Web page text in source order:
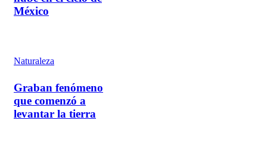
México
Naturaleza
Graban fenómeno
que comenzó a
levantar la tierra